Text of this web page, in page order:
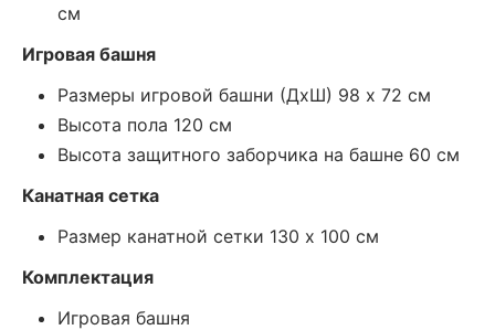
см
Игровая башня
Размеры игровой башни (ДхШ) 98 х 72 см
Высота пола 120 см
Высота защитного заборчика на башне 60 см
Канатная сетка
Размер канатной сетки 130 х 100 см
Комплектация
Игровая башня